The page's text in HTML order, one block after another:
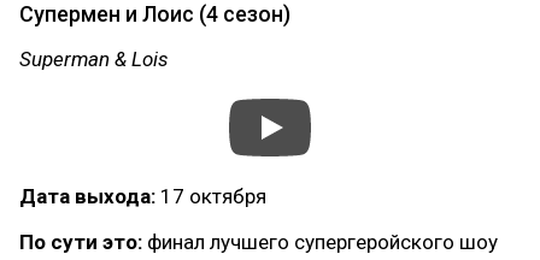
Супермен и Лоис (4 сезон)
Superman & Lois
Дата выхода: 17 октября
По сути это: финал лучшего супергеройского шоу